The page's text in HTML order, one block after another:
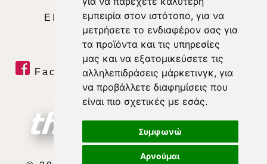
εμπειρία στον ιστότοπο, για να
μετρήσετε το ενδιαφέρον σας για
τα προϊόντα και τις υπηρεσίες
μας και να εξατομικεύσετε τις
αλληλεπιδράσεις μάρκετινγκ, για
να προβάλλετε διαφημίσεις που
είναι πιο σχετικές με εσάς.
Συμφωνώ
Αρνούμαι
ΕΝΗΜΕΡΩΣΗ |WEB TV| LIVE
Facebook| Twitter | Youtube
RSS Feed